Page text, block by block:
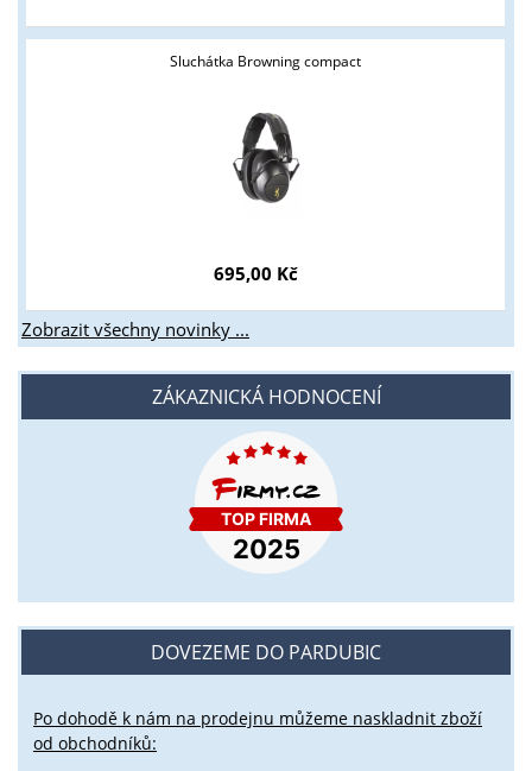
Sluchátka Browning compact
695,00 Kč
Zobrazit všechny novinky ...
ZÁKAZNICKÁ HODNOCENÍ
DOVEZEME DO PARDUBIC
Po dohodě k nám na prodejnu můžeme naskladnit zboží
od obchodníků: